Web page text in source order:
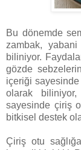
Bu dönemde
zambak, yabani
biliniyor.
gözde
içeriği sayesinde
olarak
sayesinde çiriş
bitkisel destek
Çiriş otu